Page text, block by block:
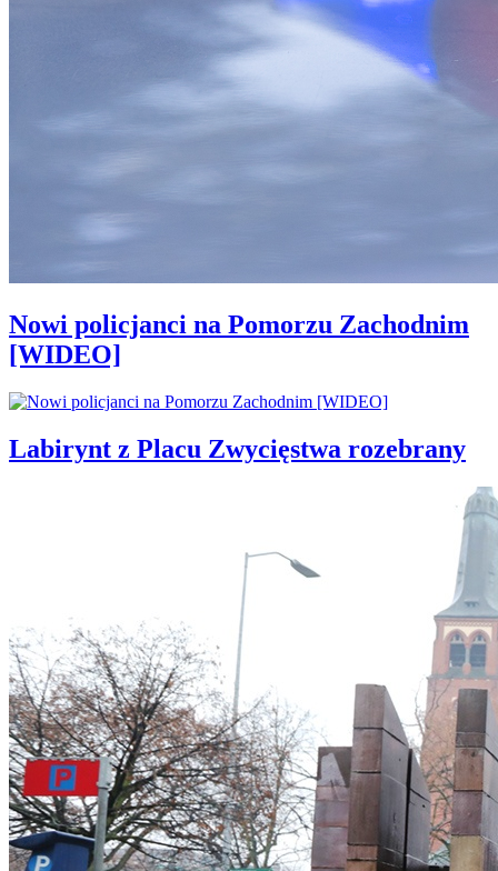
Nowi policjanci na Pomorzu Zachodnim
[WIDEO]
Labirynt z Placu Zwycięstwa rozebrany